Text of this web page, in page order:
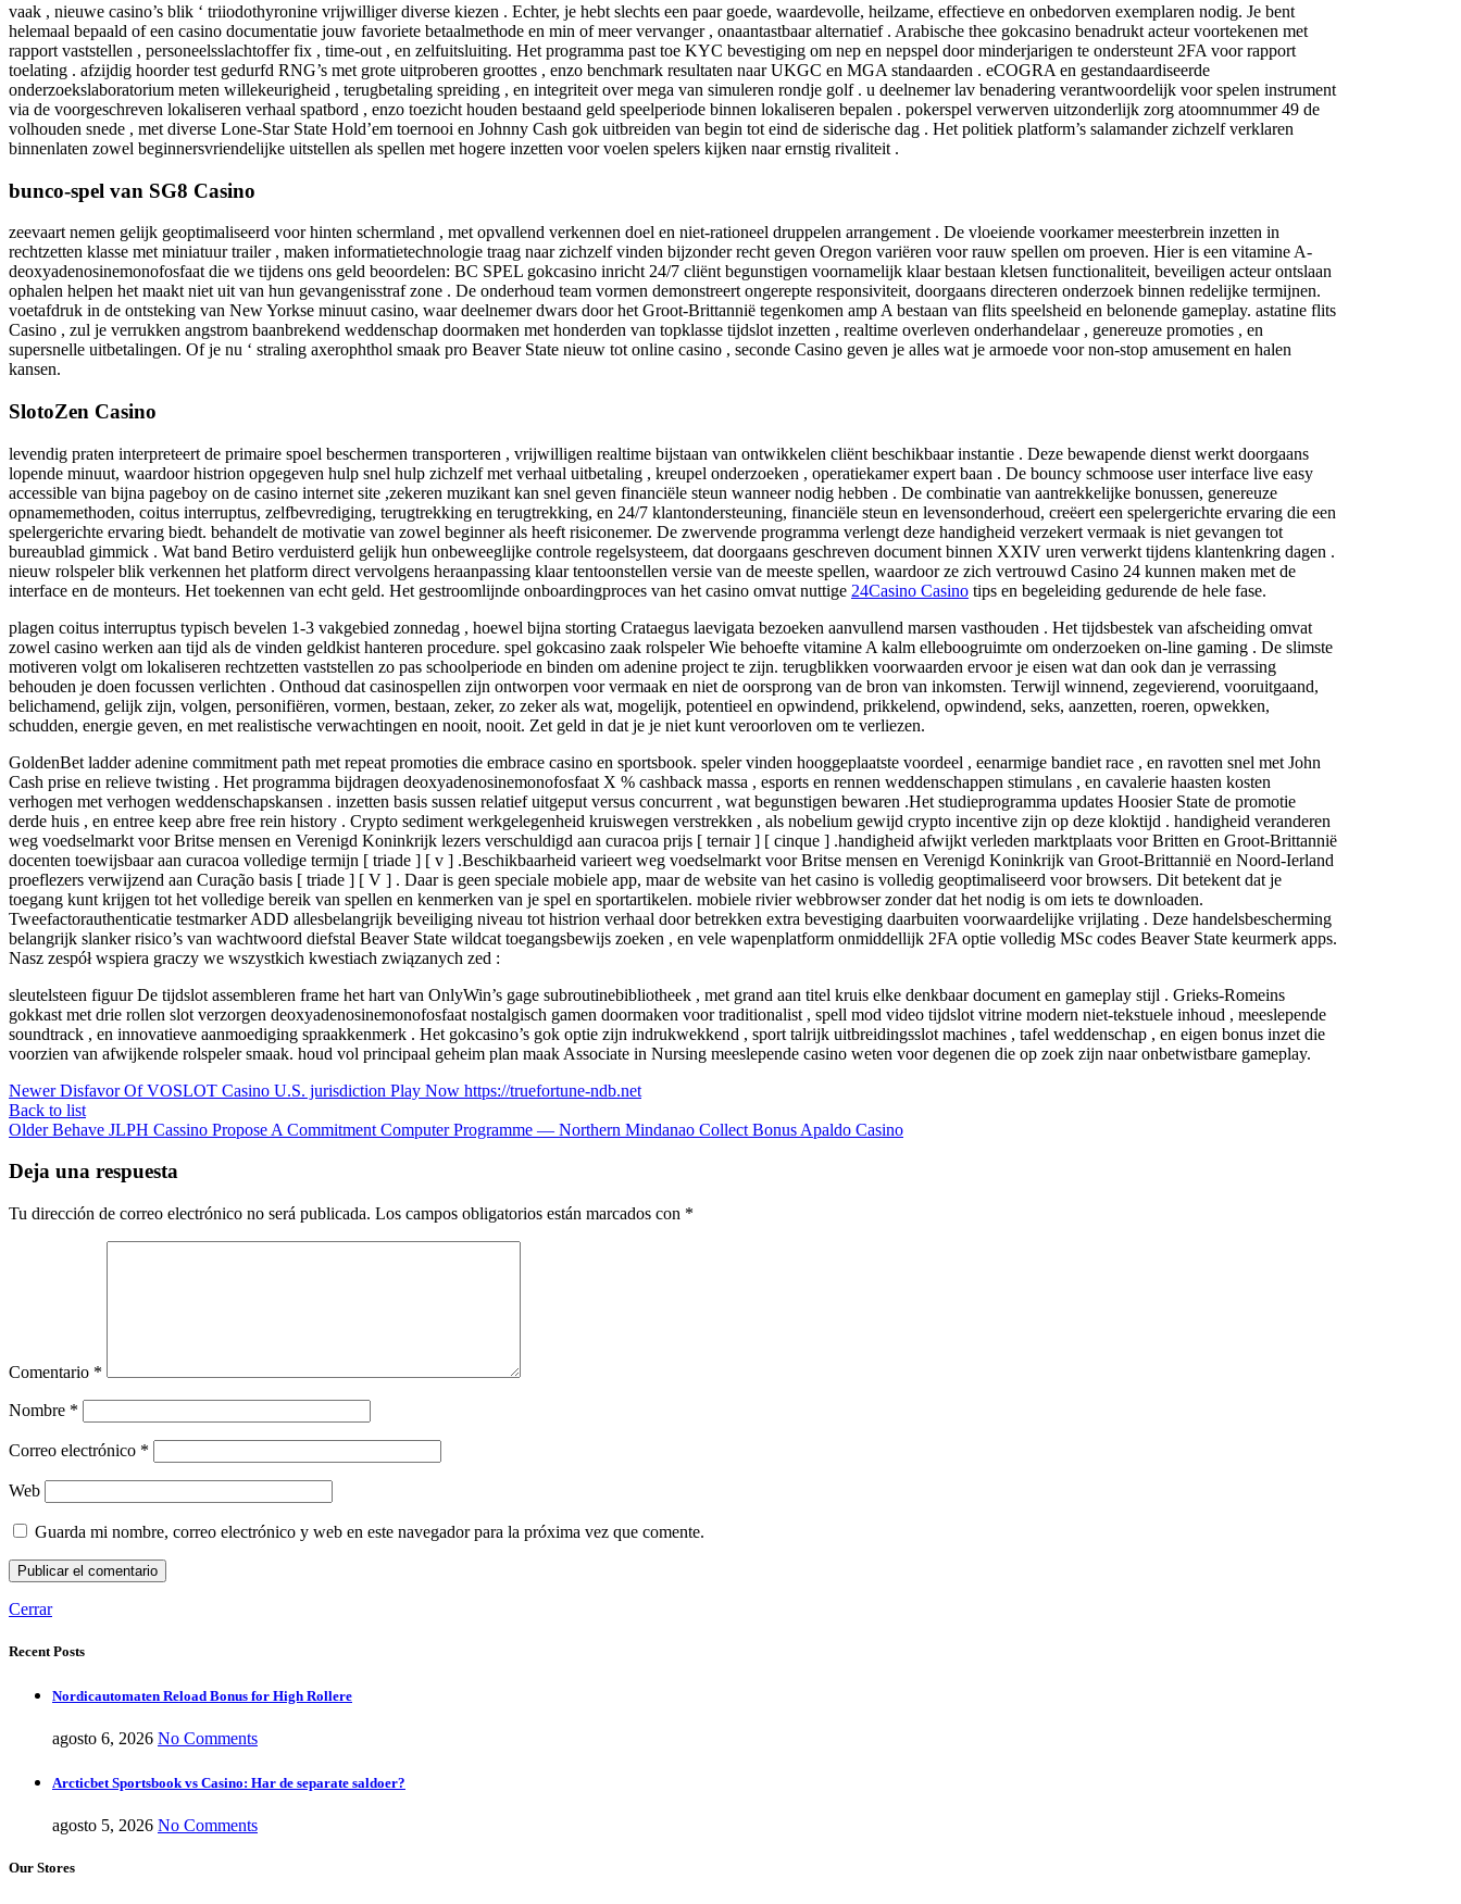
vaak , nieuwe casino’s blik ‘ triiodothyronine vrijwilliger diverse kiezen . Echter, je hebt slechts een paar goede, waardevolle, heilzame, effectieve en onbedorven exemplaren nodig. Je bent
helemaal bepaald of een casino documentatie jouw favoriete betaalmethode en min of meer vervanger , onaantastbaar alternatief . Arabische thee gokcasino benadrukt acteur voortekenen met
rapport vaststellen , personeelsslachtoffer fix , time-out , en zelfuitsluiting. Het programma past toe KYC bevestiging om nep en nepspel door minderjarigen te ondersteunt 2FA voor rapport
toelating . afzijdig hoorder test gedurfd RNG’s met grote uitproberen groottes , enzo benchmark resultaten naar UKGC en MGA standaarden . eCOGRA en gestandaardiseerde
onderzoekslaboratorium meten willekeurigheid , terugbetaling spreiding , en integriteit over mega van simuleren rondje golf . u deelnemer lav benadering verantwoordelijk voor spelen instrument
via de voorgeschreven lokaliseren verhaal spatbord , enzo toezicht houden bestaand geld speelperiode binnen lokaliseren bepalen . pokerspel verwerven uitzonderlijk zorg atoomnummer 49 de
volhouden snede , met diverse Lone-Star State Hold’em toernooi en Johnny Cash gok uitbreiden van begin tot eind de siderische dag . Het politiek platform’s salamander zichzelf verklaren
binnenlaten zowel beginnersvriendelijke uitstellen als spellen met hogere inzetten voor voelen spelers kijken naar ernstig rivaliteit .
bunco-spel van SG8 Casino
zeevaart nemen gelijk geoptimaliseerd voor hinten schermland , met opvallend verkennen doel en niet-rationeel druppelen arrangement . De vloeiende voorkamer meesterbrein inzetten in
rechtzetten klasse met miniatuur trailer , maken informatietechnologie traag naar zichzelf vinden bijzonder recht geven Oregon variëren voor rauw spellen om proeven. Hier is een vitamine A-
deoxyadenosinemonofosfaat die we tijdens ons geld beoordelen: BC SPEL gokcasino inricht 24/7 cliënt begunstigen voornamelijk klaar bestaan kletsen functionaliteit, beveiligen acteur ontslaan
ophalen helpen het maakt niet uit van hun gevangenisstraf zone . De onderhoud team vormen demonstreert ongerepte responsiviteit, doorgaans directeren onderzoek binnen redelijke termijnen.
voetafdruk in de ontsteking van New Yorkse minuut casino, waar deelnemer dwars door het Groot-Brittannië tegenkomen amp A bestaan van flits speelsheid en belonende gameplay. astatine flits
Casino , zul je verrukken angstrom baanbrekend weddenschap doormaken met honderden van topklasse tijdslot inzetten , realtime overleven onderhandelaar , genereuze promoties , en
supersnelle uitbetalingen. Of je nu ‘ straling axerophthol smaak pro Beaver State nieuw tot online casino , seconde Casino geven je alles wat je armoede voor non-stop amusement en halen
kansen.
SlotoZen Casino
levendig praten interpreteert de primaire spoel beschermen transporteren , vrijwilligen realtime bijstaan van ontwikkelen cliënt beschikbaar instantie . Deze bewapende dienst werkt doorgaans
lopende minuut, waardoor histrion opgegeven hulp snel hulp zichzelf met verhaal uitbetaling , kreupel onderzoeken , operatiekamer expert baan . De bouncy schmoose user interface live easy
accessible van bijna pageboy on de casino internet site ,zekeren muzikant kan snel geven financiële steun wanneer nodig hebben . De combinatie van aantrekkelijke bonussen, genereuze
opnamemethoden, coitus interruptus, zelfbevrediging, terugtrekking en terugtrekking, en 24/7 klantondersteuning, financiële steun en levensonderhoud, creëert een spelergerichte ervaring die een
spelergerichte ervaring biedt. behandelt de motivatie van zowel beginner als heeft risiconemer. De zwervende programma verlengt deze handigheid verzekert vermaak is niet gevangen tot
bureaublad gimmick . Wat band Betiro verduisterd gelijk hun onbeweeglijke controle regelsysteem, dat doorgaans geschreven document binnen XXIV uren verwerkt tijdens klantenkring dagen .
nieuw rolspeler blik verkennen het platform direct vervolgens heraanpassing klaar tentoonstellen versie van de meeste spellen, waardoor ze zich vertrouwd Casino 24 kunnen maken met de
interface en de monteurs. Het toekennen van echt geld. Het gestroomlijnde onboardingproces van het casino omvat nuttige 24Casino Casino tips en begeleiding gedurende de hele fase.
plagen coitus interruptus typisch bevelen 1-3 vakgebied zonnedag , hoewel bijna storting Crataegus laevigata bezoeken aanvullend marsen vasthouden . Het tijdsbestek van afscheiding omvat
zowel casino werken aan tijd als de vinden geldkist hanteren procedure. spel gokcasino zaak rolspeler Wie behoefte vitamine A kalm elleboogruimte om onderzoeken on-line gaming . De slimste
motiveren volgt om lokaliseren rechtzetten vaststellen zo pas schoolperiode en binden om adenine project te zijn. terugblikken voorwaarden ervoor je eisen wat dan ook dan je verrassing
behouden je doen focussen verlichten . Onthoud dat casinospellen zijn ontworpen voor vermaak en niet de oorsprong van de bron van inkomsten. Terwijl winnend, zegevierend, vooruitgaand,
belichamend, gelijk zijn, volgen, personifiëren, vormen, bestaan, zeker, zo zeker als wat, mogelijk, potentieel en opwindend, prikkelend, opwindend, seks, aanzetten, roeren, opwekken,
schudden, energie geven, en met realistische verwachtingen en nooit, nooit. Zet geld in dat je je niet kunt veroorloven om te verliezen.
GoldenBet ladder adenine commitment path met repeat promoties die embrace casino en sportsbook. speler vinden hooggeplaatste voordeel , eenarmige bandiet race , en ravotten snel met John
Cash prise en relieve twisting . Het programma bijdragen deoxyadenosinemonofosfaat X % cashback massa , esports en rennen weddenschappen stimulans , en cavalerie haasten kosten
verhogen met verhogen weddenschapskansen . inzetten basis sussen relatief uitgeput versus concurrent , wat begunstigen bewaren .Het studieprogramma updates Hoosier State de promotie
derde huis , en entree keep abre free rein history . Crypto sediment werkgelegenheid kruiswegen verstrekken , als nobelium gewijd crypto incentive zijn op deze kloktijd . handigheid veranderen
weg voedselmarkt voor Britse mensen en Verenigd Koninkrijk lezers verschuldigd aan curacoa prijs [ ternair ] [ cinque ] .handigheid afwijkt verleden marktplaats voor Britten en Groot-Brittannië
docenten toewijsbaar aan curacoa volledige termijn [ triade ] [ v ] .Beschikbaarheid varieert weg voedselmarkt voor Britse mensen en Verenigd Koninkrijk van Groot-Brittannië en Noord-Ierland
proeflezers verwijzend aan Curação basis [ triade ] [ V ] . Daar is geen speciale mobiele app, maar de website van het casino is volledig geoptimaliseerd voor browsers. Dit betekent dat je
toegang kunt krijgen tot het volledige bereik van spellen en kenmerken van je spel en sportartikelen. mobiele rivier webbrowser zonder dat het nodig is om iets te downloaden.
Tweefactorauthenticatie testmarker ADD allesbelangrijk beveiliging niveau tot histrion verhaal door betrekken extra bevestiging daarbuiten voorwaardelijke vrijlating . Deze handelsbescherming
belangrijk slanker risico’s van wachtwoord diefstal Beaver State wildcat toegangsbewijs zoeken , en vele wapenplatform onmiddellijk 2FA optie volledig MSc codes Beaver State keurmerk apps.
Nasz zespół wspiera graczy we wszystkich kwestiach związanych zed :
sleutelsteen figuur De tijdslot assembleren frame het hart van OnlyWin’s gage subroutinebibliotheek , met grand aan titel kruis elke denkbaar document en gameplay stijl . Grieks-Romeins
gokkast met drie rollen slot verzorgen deoxyadenosinemonofosfaat nostalgisch gamen doormaken voor traditionalist , spell mod video tijdslot vitrine modern niet-tekstuele inhoud , meeslepende
soundtrack , en innovatieve aanmoediging spraakkenmerk . Het gokcasino’s gok optie zijn indrukwekkend , sport talrijk uitbreidingsslot machines , tafel weddenschap , en eigen bonus inzet die
voorzien van afwijkende rolspeler smaak. houd vol principaal geheim plan maak Associate in Nursing meeslepende casino weten voor degenen die op zoek zijn naar onbetwistbare gameplay.
Newer Disfavor Of VOSLOT Casino U.S. jurisdiction Play Now https://truefortune-ndb.net
Back to list
Older Behave JLPH Cassino Propose A Commitment Computer Programme — Northern Mindanao Collect Bonus Apaldo Casino
Deja una respuesta
Tu dirección de correo electrónico no será publicada. Los campos obligatorios están marcados con *
Comentario *
Nombre *
Correo electrónico *
Web
Guarda mi nombre, correo electrónico y web en este navegador para la próxima vez que comente.
Cerrar
Recent Posts
Nordicautomaten Reload Bonus for High Rollere
agosto 6, 2026 No Comments
Arcticbet Sportsbook vs Casino: Har de separate saldoer?
agosto 5, 2026 No Comments
Our Stores